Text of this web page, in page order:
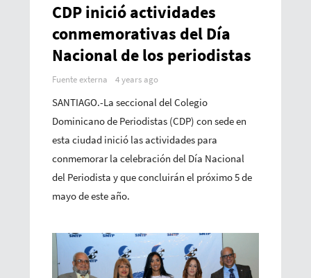
CDP inició actividades
conmemorativas del Día
Nacional de los periodistas
Fuente externa 4 years ago
SANTIAGO.-La seccional del Colegio
Dominicano de Periodistas (CDP) con sede en
esta ciudad inició las actividades para
conmemorar la celebración del Día Nacional
del Periodista y que concluirán el próximo 5 de
mayo de este año.